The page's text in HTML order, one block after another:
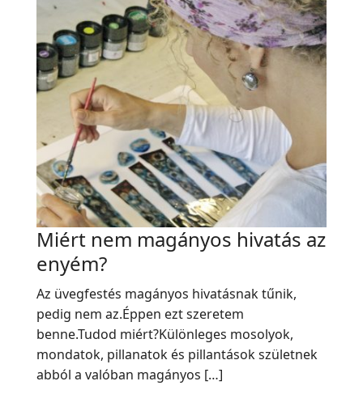
Miért nem magányos hivatás az
enyém?
Az üvegfestés magányos hivatásnak tűnik,
pedig nem az.Éppen ezt szeretem
benne.Tudod miért?Különleges mosolyok,
mondatok, pillanatok és pillantások születnek
abból a valóban magányos […]